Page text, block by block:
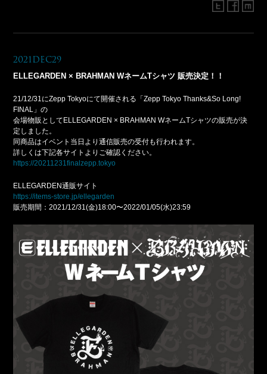
2021Dec29
ELLEGARDEN × BRAHMAN WネームTシャツ 販売決定！！
21/12/31にZepp Tokyoにて開催される「Zepp Tokyo Thanks&So Long!
FINAL」の
会場物販としてELLEGARDEN × BRAHMAN WネームTシャツの販売が決
定しました。
同商品はイベント当日より通信販売の受付も行われます。
詳しくは下記各サイトよりご確認ください。
https://20211231finalzepp.tokyo
ELLEGARDEN通販サイト
https://items-store.jp/ellegarden
販売期間：2021/12/31(金)18:00〜2022/01/05(水)23:59